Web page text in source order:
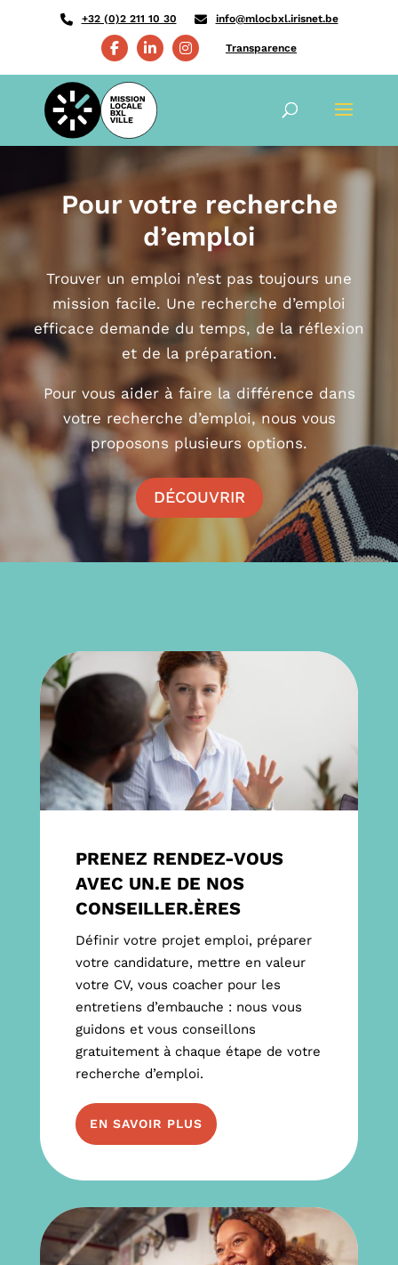
+32 (0)2 211 10 30 info@mlocbxl.irisnet.be
Transparence
Pour votre recherche
d’emploi
Trouver un emploi n’est pas toujours une
mission facile. Une recherche d’emploi
efficace demande du temps, de la réflexion
et de la préparation.
Pour vous aider à faire la différence dans
votre recherche d’emploi, nous vous
proposons plusieurs options.
DÉCOUVRIR
PRENEZ RENDEZ-VOUS
AVEC UN.E DE NOS
CONSEILLER.ÈRES
Définir votre projet emploi, préparer
votre candidature, mettre en valeur
votre CV, vous coacher pour les
entretiens d’embauche : nous vous
guidons et vous conseillons
gratuitement à chaque étape de votre
recherche d’emploi.
EN SAVOIR PLUS